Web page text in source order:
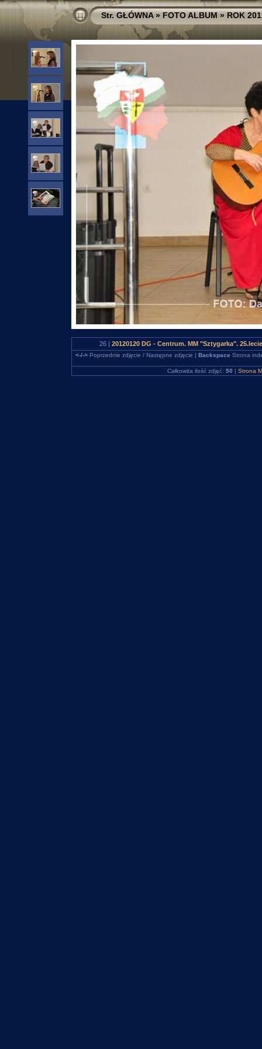
Str. GŁÓWNA»FOTO ALBUM»ROK
26 | 20120120 DG - Centrum. MM "Sztygarka".
<-/->Poprzednie zdjęcie / Następne zdjęcie | Backspace Strona
Całkowita ilość zdjęć: 50 | Strona